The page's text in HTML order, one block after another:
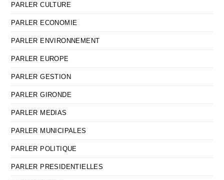
PARLER CULTURE
PARLER ECONOMIE
PARLER ENVIRONNEMENT
PARLER EUROPE
PARLER GESTION
PARLER GIRONDE
PARLER MEDIAS
PARLER MUNICIPALES
PARLER POLITIQUE
PARLER PRESIDENTIELLES